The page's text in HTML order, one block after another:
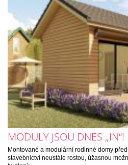
MODULY JSOU DNES „IN“!
Montované a modulární rodinné domy
stavebnictví neustále rostou, úžasnou